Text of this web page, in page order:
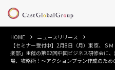
HOME
ニュースリリース
【セミナー受付中】2月8日（月）東京、Ｓ
楽部」主催の第62回中国ビジネス研修会に
場、攻略術！〜アクションプラン作成のた